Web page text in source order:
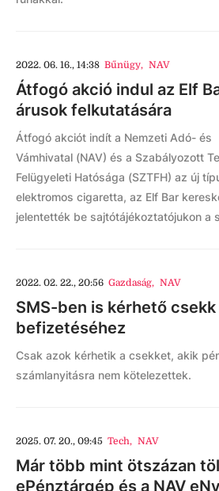
2022. 06. 16., 14:38 Bűnügy, NAV
Átfogó akció indul az Elf
árusok felkutatására
Átfogó akciót indít a Nemzeti Adó- és
Vámhivatal (NAV) és a Szabályozott
Felügyeleti Hatósága (SZTFH) az új
elektromos cigaretta, az Elf Bar
jelentették be sajtótájékoztatójukon a
2022. 02. 22., 20:56 Gazdaság, NAV
SMS-ben is kérhető
befizetéséhez
Csak azok kérhetik a csekket, akik
számlanyitásra nem kötelezettek.
2025. 07. 20., 09:45 Tech, NAV
Már több mint ötszázan
ePénztárgép és a NAV